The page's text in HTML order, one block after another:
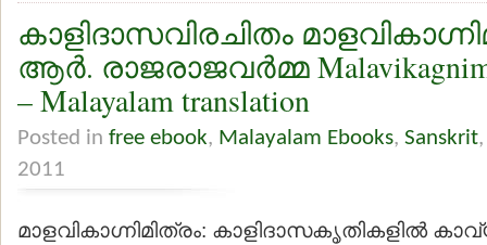
കാളിദാസവിരചിതം
ആര്‍. രാജരാജവര്‍മ്മ
– Malayalam translation
Posted in free ebook, Malayalam Ebooks, Sanskrit
2011
മാളവികാഗ്നിമിത്രം: കാളിദാസകൃതികളില്‍